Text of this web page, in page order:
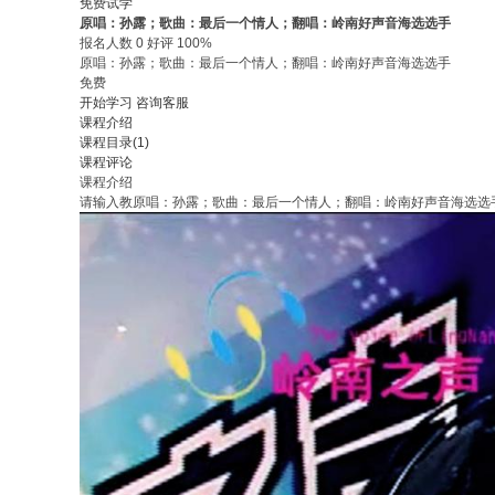
免费试学
原唱：孙露；歌曲：最后一个情人；翻唱：岭南好声音海选选手
报名人数 0 好评 100%
原唱：孙露；歌曲：最后一个情人；翻唱：岭南好声音海选选手
免费
开始学习 咨询客服
课程介绍
课程目录(1)
课程评论
课程介绍
请输入教原唱：孙露；歌曲：最后一个情人；翻唱：岭南好声音海选选